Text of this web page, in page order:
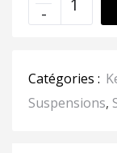
Catégories :
Suspensions,